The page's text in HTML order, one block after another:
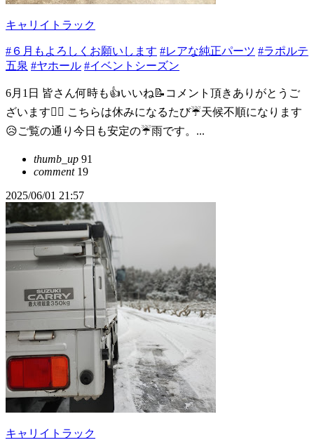
キャリイトラック
#６月もよろしくお願いします #レアな純正パーツ #ラポルテ
五泉 #ヤホール #イベントシーズン
6月1日 皆さん何時も👍いいね📝コメント頂きありがとうご
ざいます🙇‍♂️ こちらは休みになるたび☔️天候不順になります
😥ご覧の通り今日も安定の☔️雨です。...
thumb_up 91
comment19
2025/06/01 21:57
キャリイトラック